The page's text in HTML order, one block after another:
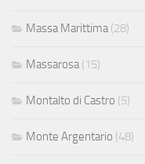
Massa Marittima (28)
Massarosa (15)
Montalto di Castro (5)
Monte Argentario (48)